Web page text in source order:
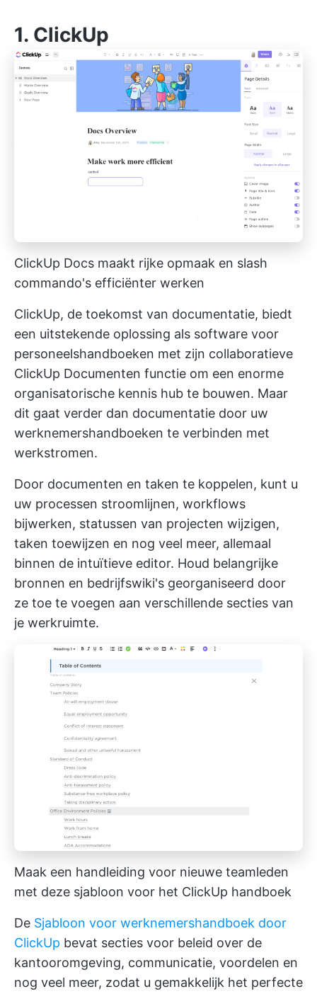
1. ClickUp
ClickUp Docs maakt rijke opmaak en slash
commando's efficiënter werken
ClickUp, de toekomst van documentatie, biedt
een uitstekende oplossing als software voor
personeelshandboeken met zijn collaboratieve
ClickUp Documenten functie om een enorme
organisatorische kennis hub te bouwen. Maar
dit gaat verder dan documentatie door uw
werknemershandboeken te verbinden met
werkstromen.
Door documenten en taken te koppelen, kunt u
uw processen stroomlijnen, workflows
bijwerken, statussen van projecten wijzigen,
taken toewijzen en nog veel meer, allemaal
binnen de intuïtieve editor. Houd belangrijke
bronnen en bedrijfswiki's georganiseerd door
ze toe te voegen aan verschillende secties van
je werkruimte.
Maak een handleiding voor nieuwe teamleden
met deze sjabloon voor het ClickUp handboek
De Sjabloon voor werknemershandboek door
ClickUp bevat secties voor beleid over de
kantooromgeving, communicatie, voordelen en
nog veel meer, zodat u gemakkelijk het perfecte